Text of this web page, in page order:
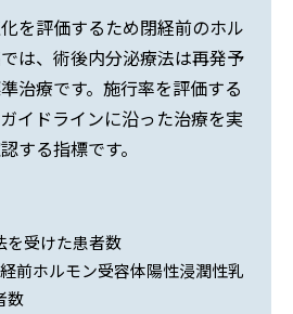
を評価するため閉経前のホル
は、術後内分泌療法は再発予
治療です。施行率を評価する
イドラインに沿った治療を実
する指標です。
を受けた患者数
前ホルモン受容体陽性浸潤性乳
数